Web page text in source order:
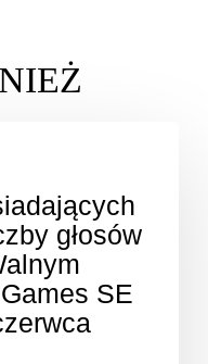
głosów
SE